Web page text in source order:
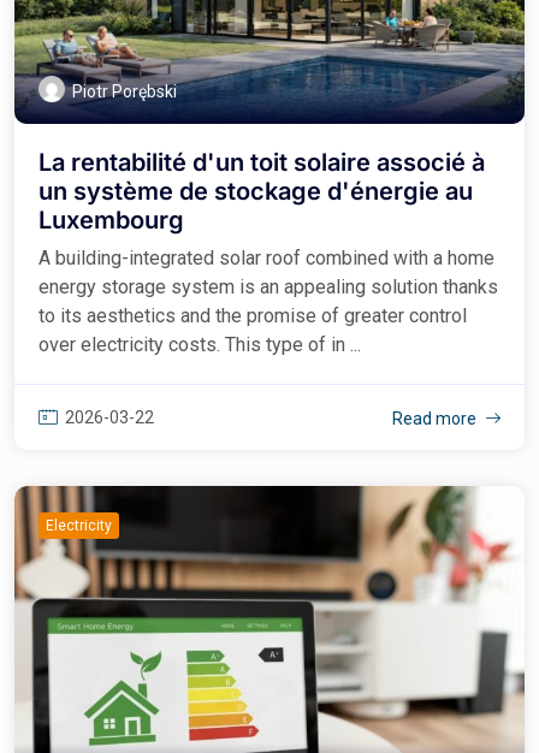
Piotr Porębski
La rentabilité d'un toit solaire associé à
un système de stockage d'énergie au
Luxembourg
A building-integrated solar roof combined with a home
energy storage system is an appealing solution thanks
to its aesthetics and the promise of greater control
over electricity costs. This type of in ...
2026-03-22 Read more
Electricity